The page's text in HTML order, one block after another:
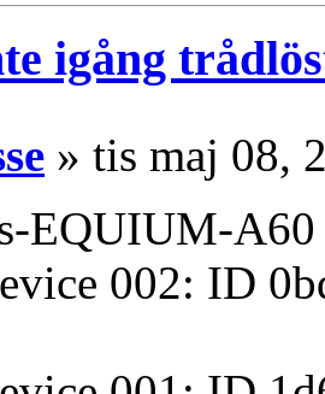
igång
» tis maj 08,
EQUIUM-A60
002: ID